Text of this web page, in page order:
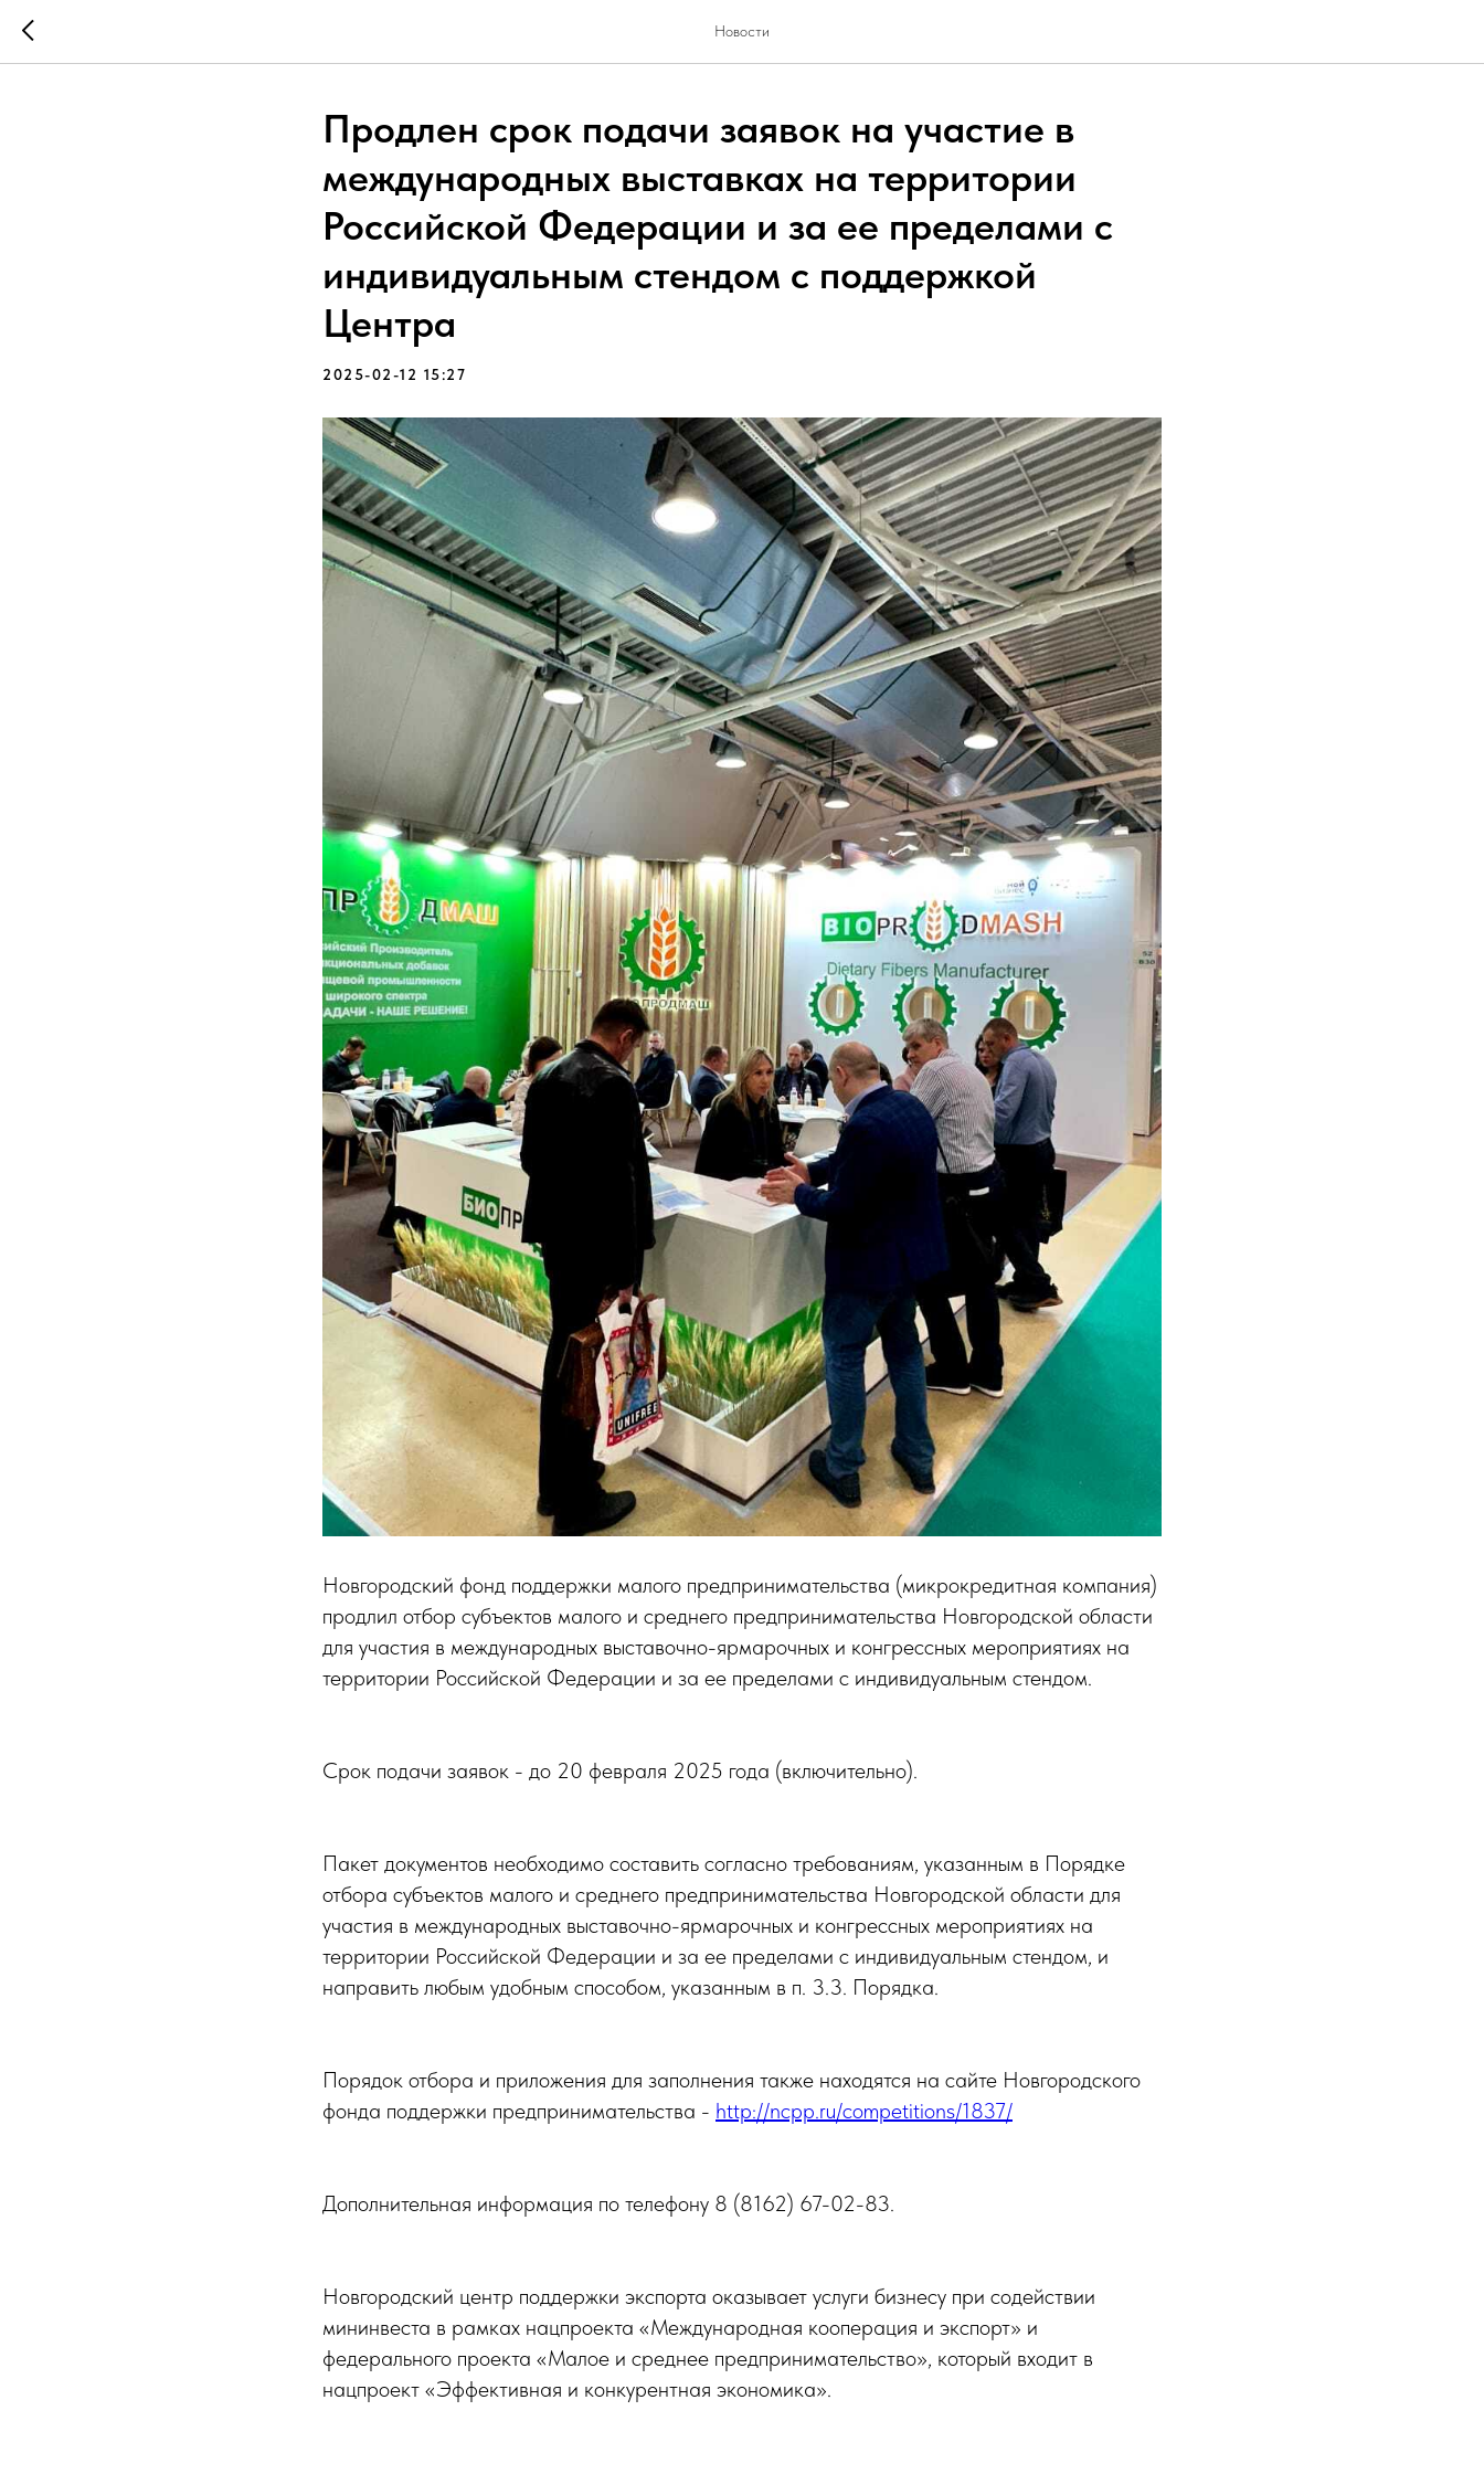
Новости
Продлен срок подачи заявок на участие в
международных выставках на территории
Российской Федерации и за ее пределами с
индивидуальным стендом с поддержкой
Центра
2025-02-12 15:27
Новгородский фонд поддержки малого предпринимательства (микрокредитная компания)
продлил отбор субъектов малого и среднего предпринимательства Новгородской области
для участия в международных выставочно-ярмарочных и конгрессных мероприятиях на
территории Российской Федерации и за ее пределами с индивидуальным стендом.
Срок подачи заявок - до 20 февраля 2025 года (включительно).
Пакет документов необходимо составить согласно требованиям, указанным в Порядке
отбора субъектов малого и среднего предпринимательства Новгородской области для
участия в международных выставочно-ярмарочных и конгрессных мероприятиях на
территории Российской Федерации и за ее пределами с индивидуальным стендом, и
направить любым удобным способом, указанным в п. 3.3. Порядка.
Порядок отбора и приложения для заполнения также находятся на сайте Новгородского
фонда поддержки предпринимательства - http://ncpp.ru/competitions/1837/
Дополнительная информация по телефону 8 (8162) 67-02-83.
Новгородский центр поддержки экспорта оказывает услуги бизнесу при содействии
мининвеста в рамках нацпроекта «Международная кооперация и экспорт» и
федерального проекта «Малое и среднее предпринимательство», который входит в
нацпроект «Эффективная и конкурентная экономика».